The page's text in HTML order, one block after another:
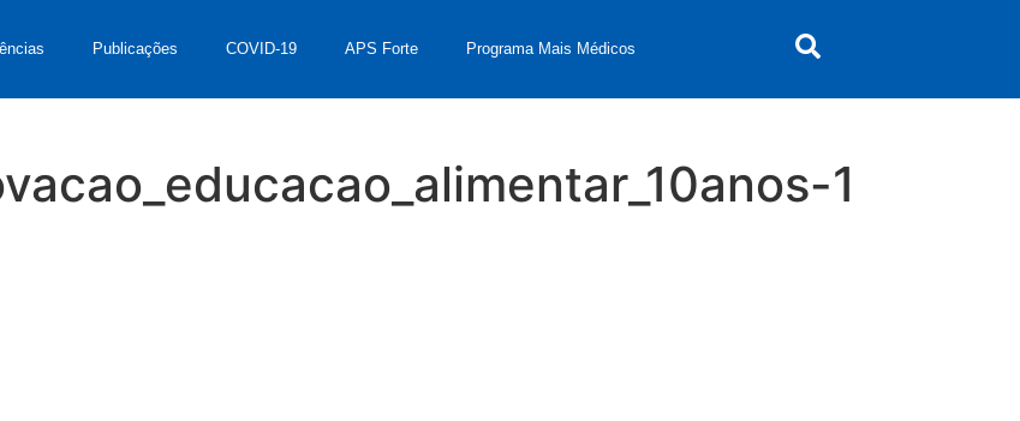
Publicações COVID-19 APS Forte Programa Mais Médicos
1